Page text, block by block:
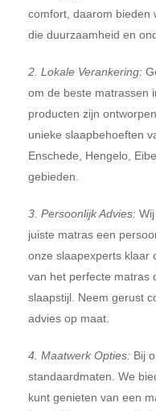
comfort, daarom bieden
die duurzaamheid en
2. Lokale Verankering:
om de beste matrassen
producten zijn
unieke slaapbehoeften
Enschede, Hengelo,
gebieden.
3. Persoonlijk Advies:
juiste matras een
onze slaapexperts klaar
van het perfecte matras
slaapstijl. Neem gerust
advies op maat.
4. Maatwerk Opties: Bij
standaardmaten. We
kunt genieten van een